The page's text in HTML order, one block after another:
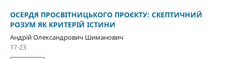
ОСЕРДЯ ПРОСВІТНИЦЬКОГО ПРОЄКТУ: СКЕПТИЧНИЙ
РОЗУМ ЯК КРИТЕРІЙ ІСТИНИ
Андрій Олександрович Шиманович
17-23